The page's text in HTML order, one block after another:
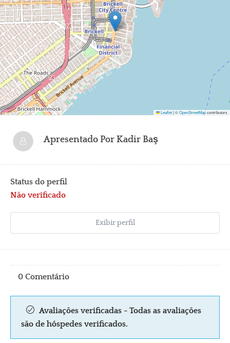
Leaflet|©OpenStreetMapcontributors
Apresentado Por Kadir Baş
Status do perfil
Não verificado
Exibir perfil
0 Comentário
Avaliações verificadas - Todas as avaliações
são de hóspedes verificados.